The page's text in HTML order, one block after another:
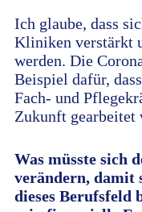
Ich glaube, dass
Kliniken verstärkt
werden. Die
Beispiel dafür,
Fach- und
Zukunft gearbeitet
Was müsste sich
verändern, damit
dieses Berufsfeld